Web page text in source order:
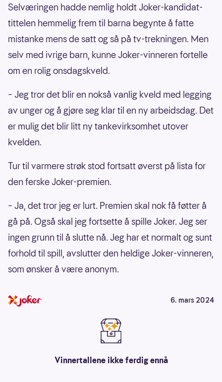
Selværingen hadde nemlig holdt Joker-kandidat-
tittelen hemmelig frem til barna begynte å fatte
mistanke mens de satt og så på tv-trekningen. Men
selv med ivrige barn, kunne Joker-vinneren fortelle
om en rolig onsdagskveld.
– Jeg tror det blir en nokså vanlig kveld med legging
av unger og å gjøre seg klar til en ny arbeidsdag. Det
er mulig det blir litt ny tankevirksomhet utover
kvelden.
Tur til varmere strøk stod fortsatt øverst på lista for
den ferske Joker-premien.
– Ja, det tror jeg er lurt. Premien skal nok få føtter å
gå på. Også skal jeg fortsette å spille Joker. Jeg ser
ingen grunn til å slutte nå. Jeg har et normalt og sunt
forhold til spill, avslutter den heldige Joker-vinneren,
som ønsker å være anonym.
6. mars 2024
Vinnertallene ikke ferdig ennå